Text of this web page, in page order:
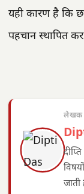
यही कारण है कि
पहचान स्थापित कर
लेखक
जाती